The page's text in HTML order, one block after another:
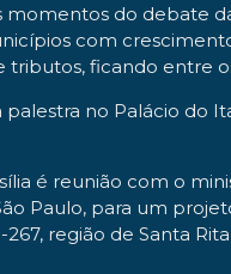
do debate
com
ficando entre
no Palácio do
é reunião com o
Paulo, para um
região de Santa